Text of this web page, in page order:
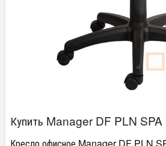
Купить Manager DF PLN SPA